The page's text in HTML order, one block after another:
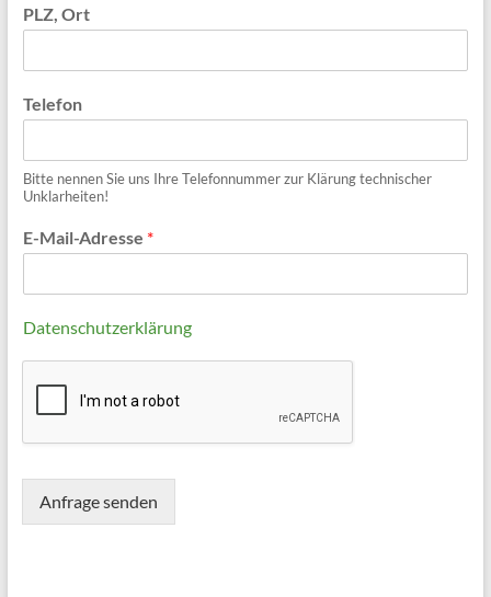
PLZ, Ort
Telefon
Bitte nennen Sie uns Ihre Telefonnummer zur Klärung technischer
Unklarheiten!
E-Mail-Adresse *
Datenschutzerklärung
Anfrage senden